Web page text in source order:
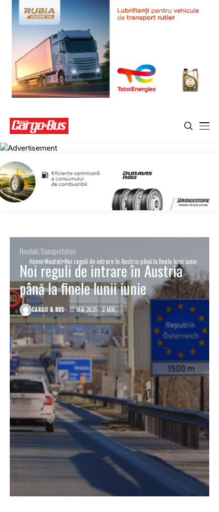
Home Noutati Noi reguli de intrare în Austria până la finele lunii iunie
NoutatiTransportatori
Noi reguli de intrare în Austria
până la finele lunii iunie
CARGO & BUS 22 MAI 2021 2 MIN.